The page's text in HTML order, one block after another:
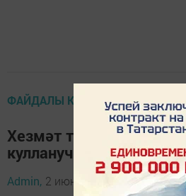
ФАЙДАЛЫ КИҢӘШЛӘР
Хезмәт тиешенчә
кулланучыга нишләргә?
Admin, 2 июнь 2025 - 15:19